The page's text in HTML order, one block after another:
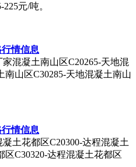
元/吨。
情信息
混凝土南山区C20265-天地混
南山区C30285-天地混凝土南山
情信息
土花都区C20300-达程混凝土
区C30320-达程混凝土花都区